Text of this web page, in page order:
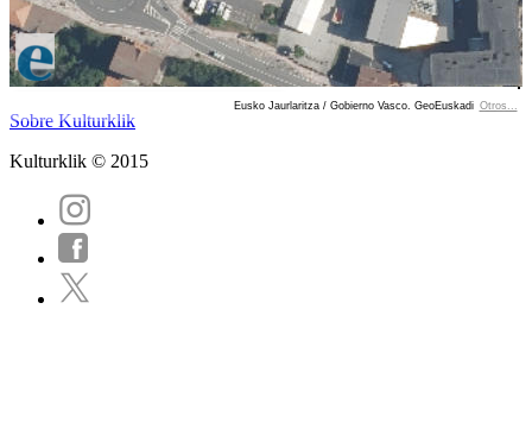
Eusko Jaurlaritza / Gobierno Vasco. GeoEuskadi Otros...
Sobre Kulturklik
Kulturklik © 2015